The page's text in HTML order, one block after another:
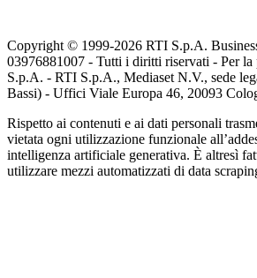
Copyright © 1999-2026 RTI S.p.A.
03976881007 - Tutti i diritti riservati - Per
S.p.A. - RTI S.p.A., Mediaset N.V., sede
Bassi) - Uffici Viale Europa 46, 20093
Rispetto ai contenuti e ai dati personali
vietata ogni utilizzazione funzionale
intelligenza artificiale generativa. È altresì
utilizzare mezzi automatizzati di data